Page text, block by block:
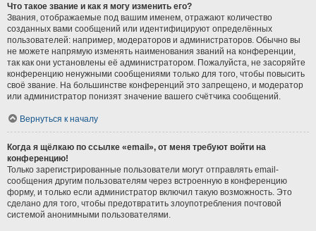
Что такое звание и как я могу изменить его?
Звания, отображаемые под вашим именем, отражают количество
созданных вами сообщений или идентифицируют определённых
пользователей: например, модераторов и администраторов. Обычно вы
не можете напрямую изменять наименования званий на конференции,
так как они установлены её администратором. Пожалуйста, не засоряйте
конференцию ненужными сообщениями только для того, чтобы повысить
своё звание. На большинстве конференций это запрещено, и модератор
или администратор понизят значение вашего счётчика сообщений.
Вернуться к началу
Когда я щёлкаю по ссылке «email», от меня требуют войти на
конференцию!
Только зарегистрированные пользователи могут отправлять email-
сообщения другим пользователям через встроенную в конференцию
форму, и только если администратор включил такую возможность. Это
сделано для того, чтобы предотвратить злоупотребления почтовой
системой анонимными пользователями.